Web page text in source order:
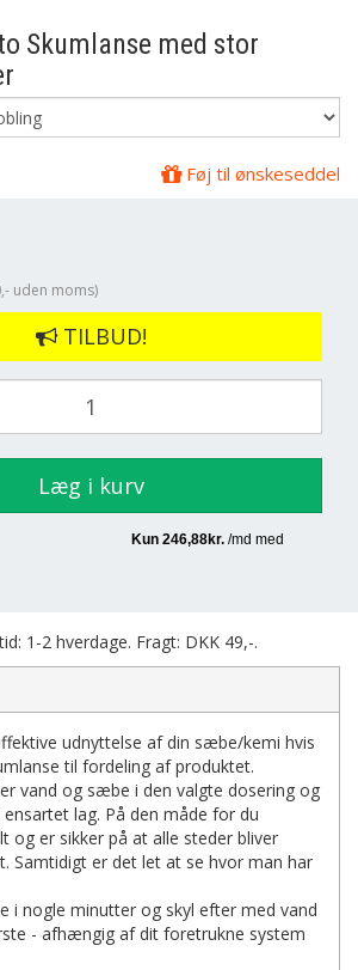
Skumlanse med stor
Føj til ønskeseddel
uden moms)
TILBUD!
Læg i kurv
1-2 hverdage. Fragt: DKK 49,-.
udnyttelse af din sæbe/kemi hvis
til fordeling af produktet.
vand og sæbe i den valgte dosering og
lag. På den måde for du
og er sikker på at alle steder bliver
Samtidigt er det let at se hvor man har
i nogle minutter og skyl efter med vand
- afhængig af dit foretrukne system